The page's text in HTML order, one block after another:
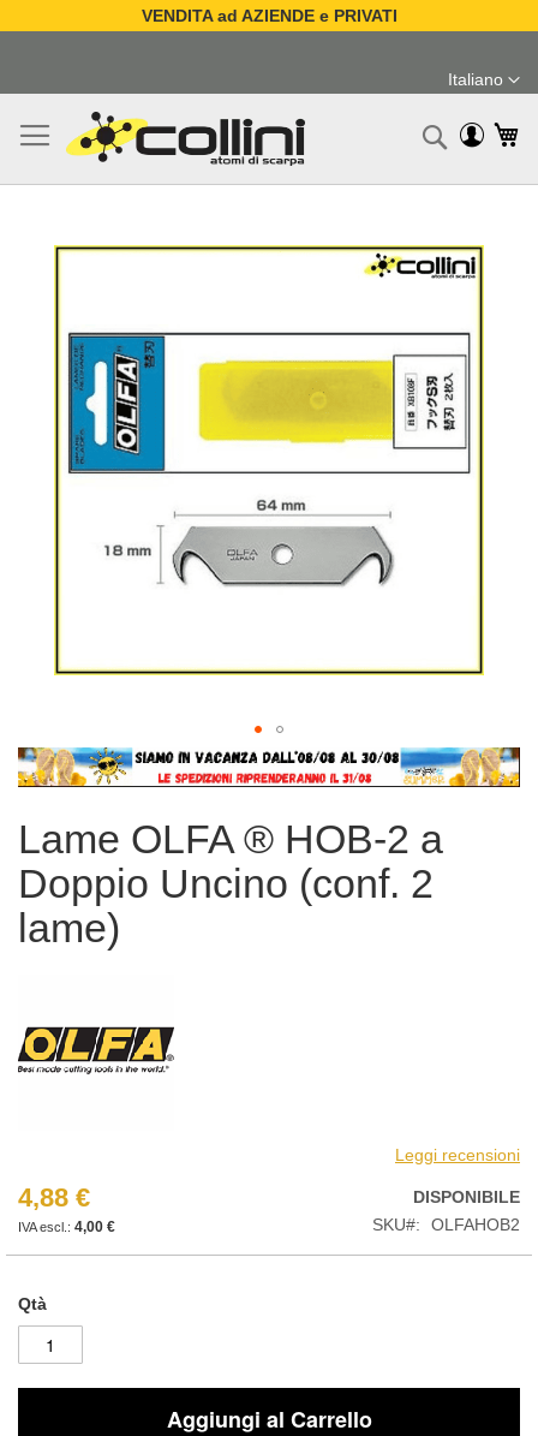
VENDITA ad AZIENDE e PRIVATI
contenuto
Lingua
Italiano
immagini
Vai
all'inizio
galleria
di
immagini
Lame OLFA ® HOB-2 a
Doppio Uncino (conf. 2
lame)
Leggi recensioni
4,88 €
4,00 €
DISPONIBILE
SKU
OLFAHOB2
Qtà
Aggiungi al Carrello